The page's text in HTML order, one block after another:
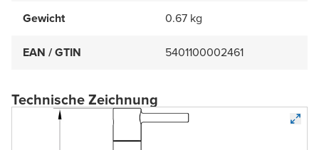
Gewicht 0.67 kg
EAN / GTIN 5401100002461
Technische Zeichnung